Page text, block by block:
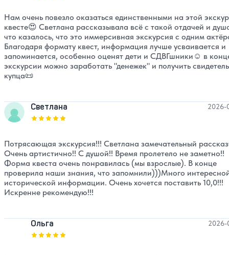
Нам очень повезло оказаться единственными на этой
квесте😍 Светлана рассказывала всё с такой отдачей и
что казалось, что это иммерсивная экскурсия с одним
Благодаря формату квест, информация лучше усваивается и
запоминается, особенно оценят дети и СДВГшники☺️ в
экскурсии можно заработать "денежек" и получить
купца📜
Светлана
Оценка, количество звезд:
2026-
Потрясающая экскурсия!!! Светлана замечательный
Очень артистично!! С душой!! Время пролетело не заметно!!
Форма квеста очень понравилась (мы взрослые). В конце
проверила наши знания, что запомнили)))Много
исторической информации. Очень хочется поставить 10,0!!!
Искренне рекомендую!!!
Ольга
Оценка, количество звезд:
2026-